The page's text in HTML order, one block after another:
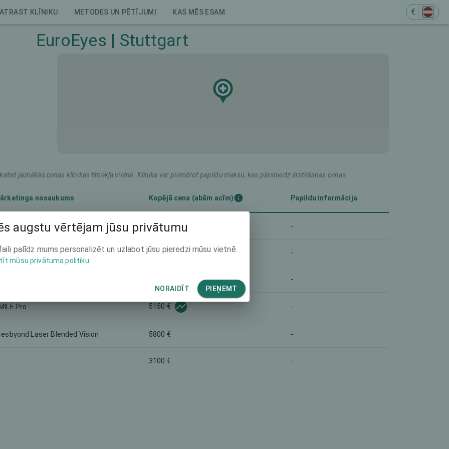
ATRAST KLĪNIKU METODES UN PĒTĪJUMI KAS MĒS ESAM €
EuroEyes | Stuttgart
jaunākās cenas klīnikas tīmekļa vietnē. Klīnika var piemērot papildu maksu, kas pārsniedz ārstēšanas cenas.
nosaukums Kopējā cena (abām acīm) Papildu informācija
4200 € -
6750 € -
-
Pro 5150 € -
Laser Blended Vision 5800 € -
3100 € -
augstu vērtējam jūsu privātumu
palīdz mums personalizēt un uzlabot jūsu pieredzi mūsu vietnē.
mūsu privātuma politiku
NORAIDĪT PIEŅEMT